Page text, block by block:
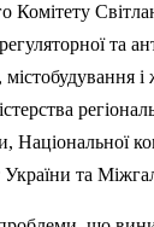
та
Національної
та